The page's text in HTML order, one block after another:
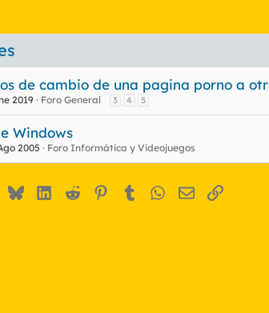
de cambio de una pagina porno a
2019 Foro General 3 4 5
Windows
2005 Foro Informática y Videojuegos
BlueskyLinkedIn
Reddit Pinterest
Tumblr WhatsApp
EmailEnlace